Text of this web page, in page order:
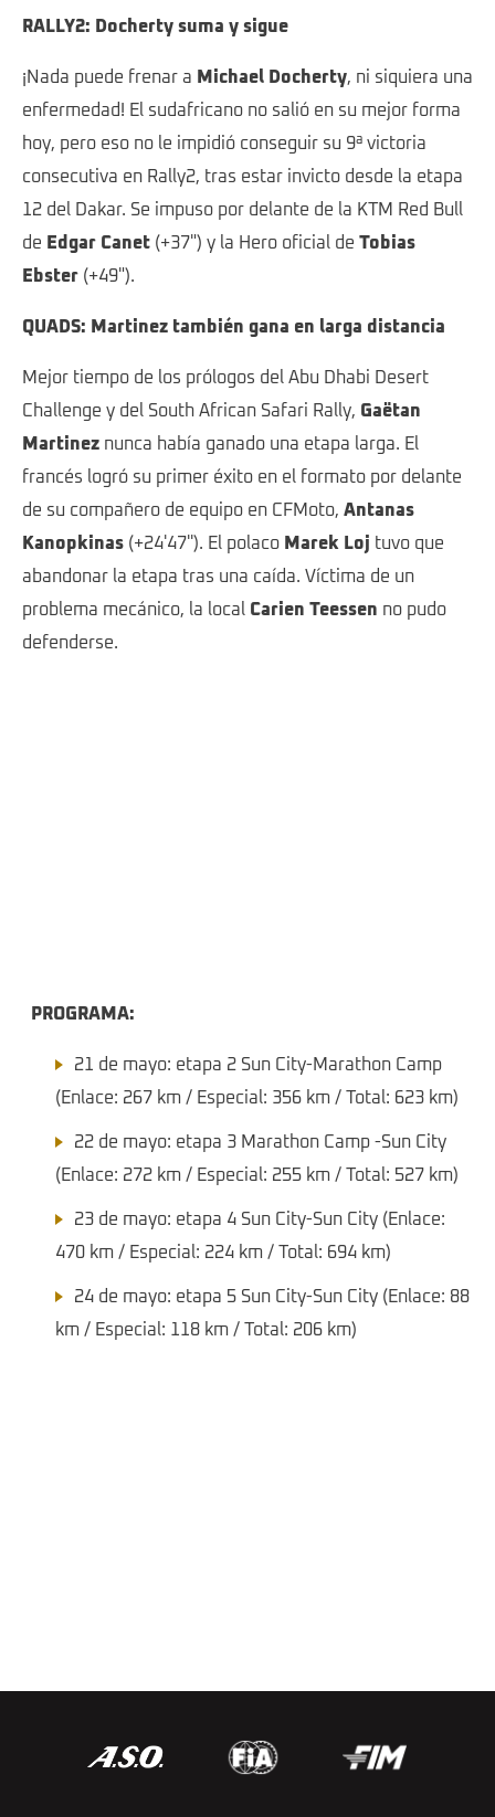
RALLY2: Docherty suma y sigue
¡Nada puede frenar a Michael Docherty, ni siquiera una
enfermedad! El sudafricano no salió en su mejor forma
hoy, pero eso no le impidió conseguir su 9ª victoria
consecutiva en Rally2, tras estar invicto desde la etapa
12 del Dakar. Se impuso por delante de la KTM Red Bull
de Edgar Canet (+37") y la Hero oficial de Tobias
Ebster (+49").
QUADS: Martinez también gana en larga distancia
Mejor tiempo de los prólogos del Abu Dhabi Desert
Challenge y del South African Safari Rally, Gaëtan
Martinez nunca había ganado una etapa larga. El
francés logró su primer éxito en el formato por delante
de su compañero de equipo en CFMoto, Antanas
Kanopkinas (+24'47''). El polaco Marek Loj tuvo que
abandonar la etapa tras una caída. Víctima de un
problema mecánico, la local Carien Teessen no pudo
defenderse.
PROGRAMA:
21 de mayo: etapa 2 Sun City-Marathon Camp
(Enlace: 267 km / Especial: 356 km / Total: 623 km)
22 de mayo: etapa 3 Marathon Camp -Sun City
(Enlace: 272 km / Especial: 255 km / Total: 527 km)
23 de mayo: etapa 4 Sun City-Sun City (Enlace:
470 km / Especial: 224 km / Total: 694 km)
24 de mayo: etapa 5 Sun City-Sun City (Enlace: 88
km / Especial: 118 km / Total: 206 km)